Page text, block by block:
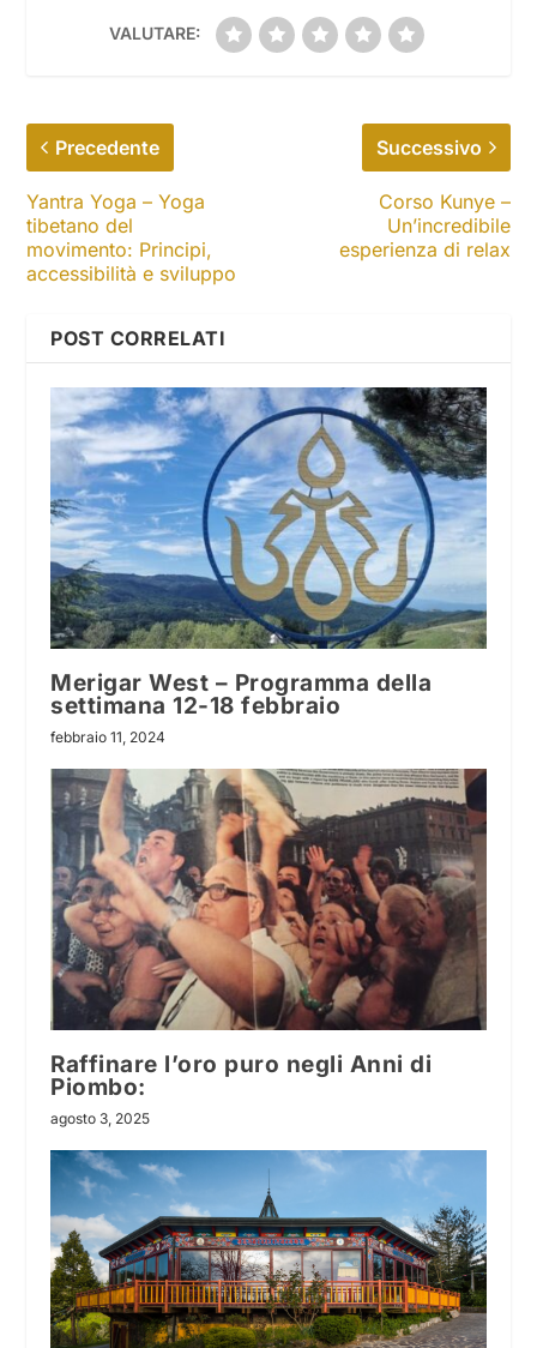
VALUTARE:
Precedente
Yantra Yoga – Yoga
tibetano del
movimento: Principi,
accessibilità e sviluppo
Successivo
Corso Kunye –
Un’incredibile
esperienza di relax
POST CORRELATI
Merigar West – Programma della
settimana 12-18 febbraio
febbraio 11, 2024
Raffinare l’oro puro negli Anni di
Piombo:
agosto 3, 2025